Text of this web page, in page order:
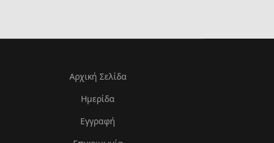
Αρχική Σελίδα
Ημερίδα
Εγγραφή